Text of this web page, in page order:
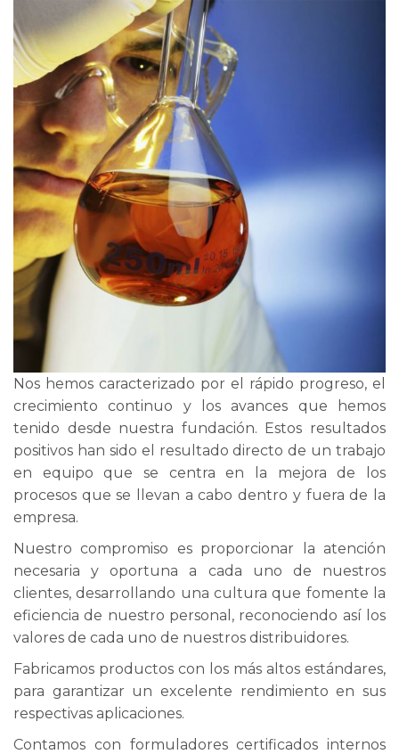
Nos hemos caracterizado por el rápido progreso, el
crecimiento continuo y los avances que hemos
tenido desde nuestra fundación. Estos resultados
positivos han sido el resultado directo de un trabajo
en equipo que se centra en la mejora de los
procesos que se llevan a cabo dentro y fuera de la
empresa.
Nuestro compromiso es proporcionar la atención
necesaria y oportuna a cada uno de nuestros
clientes, desarrollando una cultura que fomente la
eficiencia de nuestro personal, reconociendo así los
valores de cada uno de nuestros distribuidores.
Fabricamos productos con los más altos estándares,
para garantizar un excelente rendimiento en sus
respectivas aplicaciones.
Contamos con formuladores certificados internos